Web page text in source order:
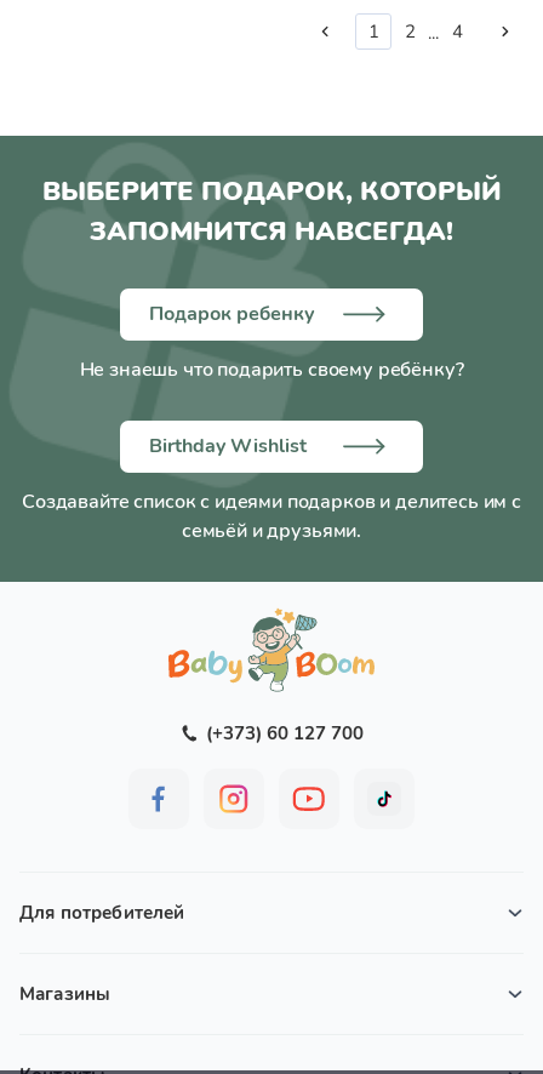
1 2 ... 4
ВЫБЕРИТЕ ПОДАРОК, КОТОРЫЙ
ЗАПОМНИТСЯ НАВСЕГДА!
Подарок ребенку
Не знаешь что подарить своему ребёнку?
Birthday Wishlist
Создавайте список с идеями подарков и делитесь им с
семьёй и друзьями.
(+373) 60 127 700
Для потребителей
Магазины